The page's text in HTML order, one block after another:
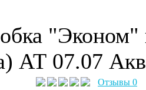
АТ 07.07
Отзывы 0